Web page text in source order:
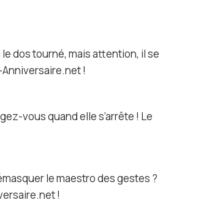
dos tourné, mais attention, il se
!
vous quand elle s’arrête ! Le
le maestro des gestes ?
!